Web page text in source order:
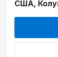
США,